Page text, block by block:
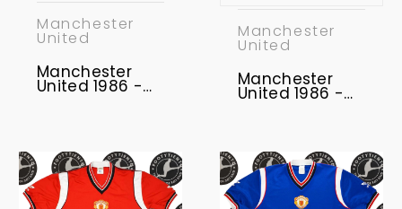
Manchester
United
Manchester
United 1986 -
Manchester
United
Manchester
United 1986 -